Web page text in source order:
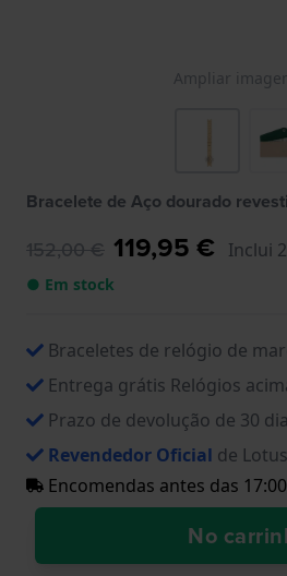
Ampliar
Bracelete de Aço dourado
152,00 € 119,95 € Inclui
● Em stock
Braceletes de relógio de
Entrega grátis Relógios
Prazo de devolução de 30
Revendedor Oficial de Lotus
Encomendas antes das
No